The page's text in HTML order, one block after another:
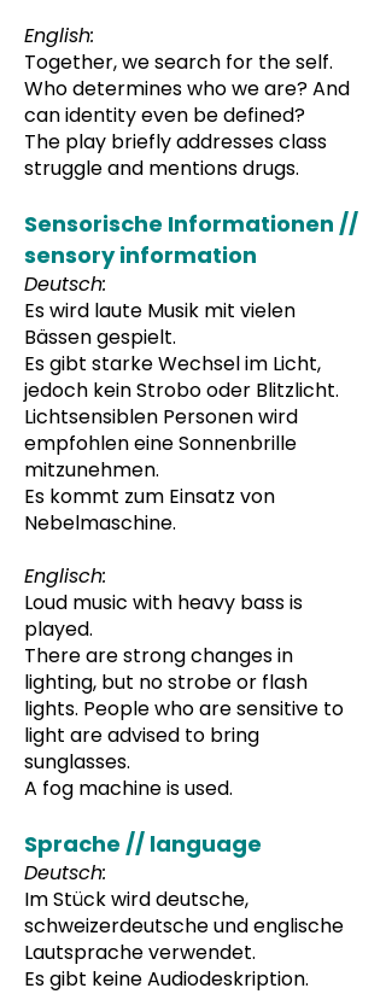
English:
Together, we search for the self.
Who determines who we are? And
can identity even be defined?
The play briefly addresses class
struggle and mentions drugs.
Sensorische Informationen //
sensory information
Deutsch:
Es wird laute Musik mit vielen
Bässen gespielt.
Es gibt starke Wechsel im Licht,
jedoch kein Strobo oder Blitzlicht.
Lichtsensiblen Personen wird
empfohlen eine Sonnenbrille
mitzunehmen.
Es kommt zum Einsatz von
Nebelmaschine.
Englisch:
Loud music with heavy bass is
played.
There are strong changes in
lighting, but no strobe or flash
lights. People who are sensitive to
light are advised to bring
sunglasses.
A fog machine is used.
Sprache // language
Deutsch:
Im Stück wird deutsche,
schweizerdeutsche und englische
Lautsprache verwendet.
Es gibt keine Audiodeskription.